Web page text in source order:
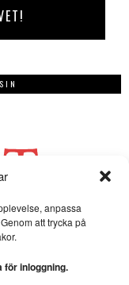
anpassa
att trycka på
för inloggning.